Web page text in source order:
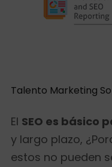
Talento Marketing
El SEO es básico
y largo plazo,
estos no pueden